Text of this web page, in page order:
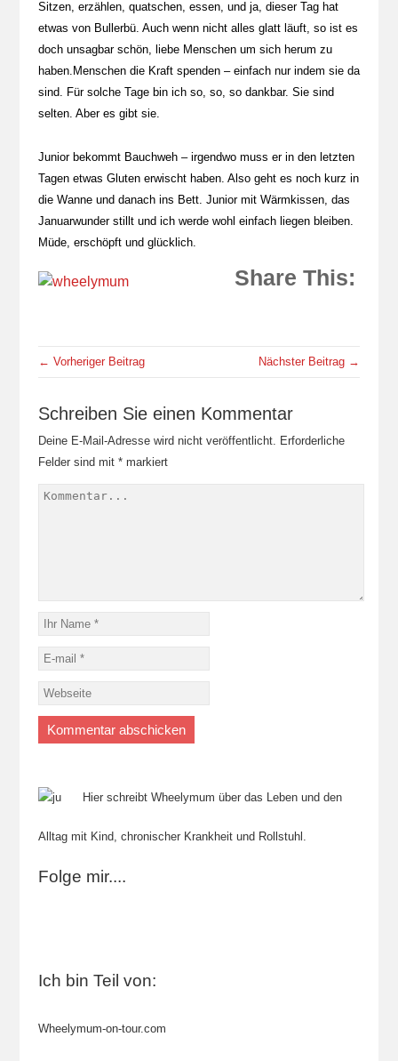
Sitzen, erzählen, quatschen, essen, und ja, dieser Tag hat
etwas von Bullerbü. Auch wenn nicht alles glatt läuft, so ist es
doch unsagbar schön, liebe Menschen um sich herum zu
haben.Menschen die Kraft spenden – einfach nur indem sie da
sind. Für solche Tage bin ich so, so, so dankbar. Sie sind
selten. Aber es gibt sie.
Junior bekommt Bauchweh – irgendwo muss er in den letzten
Tagen etwas Gluten erwischt haben. Also geht es noch kurz in
die Wanne und danach ins Bett. Junior mit Wärmkissen, das
Januarwunder stillt und ich werde wohl einfach liegen bleiben.
Müde, erschöpft und glücklich.
Share This:
← Vorheriger Beitrag Nächster Beitrag →
Schreiben Sie einen Kommentar
Deine E-Mail-Adresse wird nicht veröffentlicht. Erforderliche
Felder sind mit *markiert
Hier schreibt Wheelymum über das Leben und den
Alltag mit Kind, chronischer Krankheit und Rollstuhl.
Folge mir....
Ich bin Teil von:
Wheelymum-on-tour.com